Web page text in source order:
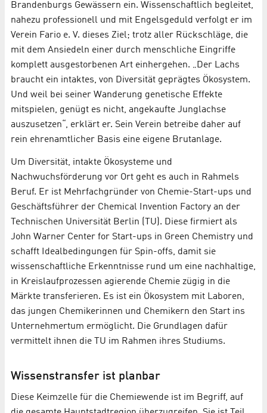
Brandenburgs Gewässern ein. Wissenschaftlich begleitet,
nahezu professionell und mit Engelsgeduld verfolgt er im
Verein Fario e. V. dieses Ziel; trotz aller Rückschläge, die
mit dem Ansiedeln einer durch menschliche Eingriffe
komplett ausgestorbenen Art einhergehen. „Der Lachs
braucht ein intaktes, von Diversität geprägtes Ökosystem.
Und weil bei seiner Wanderung genetische Effekte
mitspielen, genügt es nicht, angekaufte Junglachse
auszusetzen“, erklärt er. Sein Verein betreibe daher auf
rein ehrenamtlicher Basis eine eigene Brutanlage.
Um Diversität, intakte Ökosysteme und
Nachwuchsförderung vor Ort geht es auch in Rahmels
Beruf. Er ist Mehrfachgründer von Chemie-Start-ups und
Geschäftsführer der Chemical Invention Factory an der
Technischen Universität Berlin (TU). Diese firmiert als
John Warner Center for Start-ups in Green Chemistry und
schafft Idealbedingungen für Spin-offs, damit sie
wissenschaftliche Erkenntnisse rund um eine nachhaltige,
in Kreislaufprozessen agierende Chemie zügig in die
Märkte transferieren. Es ist ein Ökosystem mit Laboren,
das jungen Chemikerinnen und Chemikern den Start ins
Unternehmertum ermöglicht. Die Grundlagen dafür
vermittelt ihnen die TU im Rahmen ihres Studiums.
Wissenstransfer ist planbar
Diese Keimzelle für die Chemiewende ist im Begriff, auf